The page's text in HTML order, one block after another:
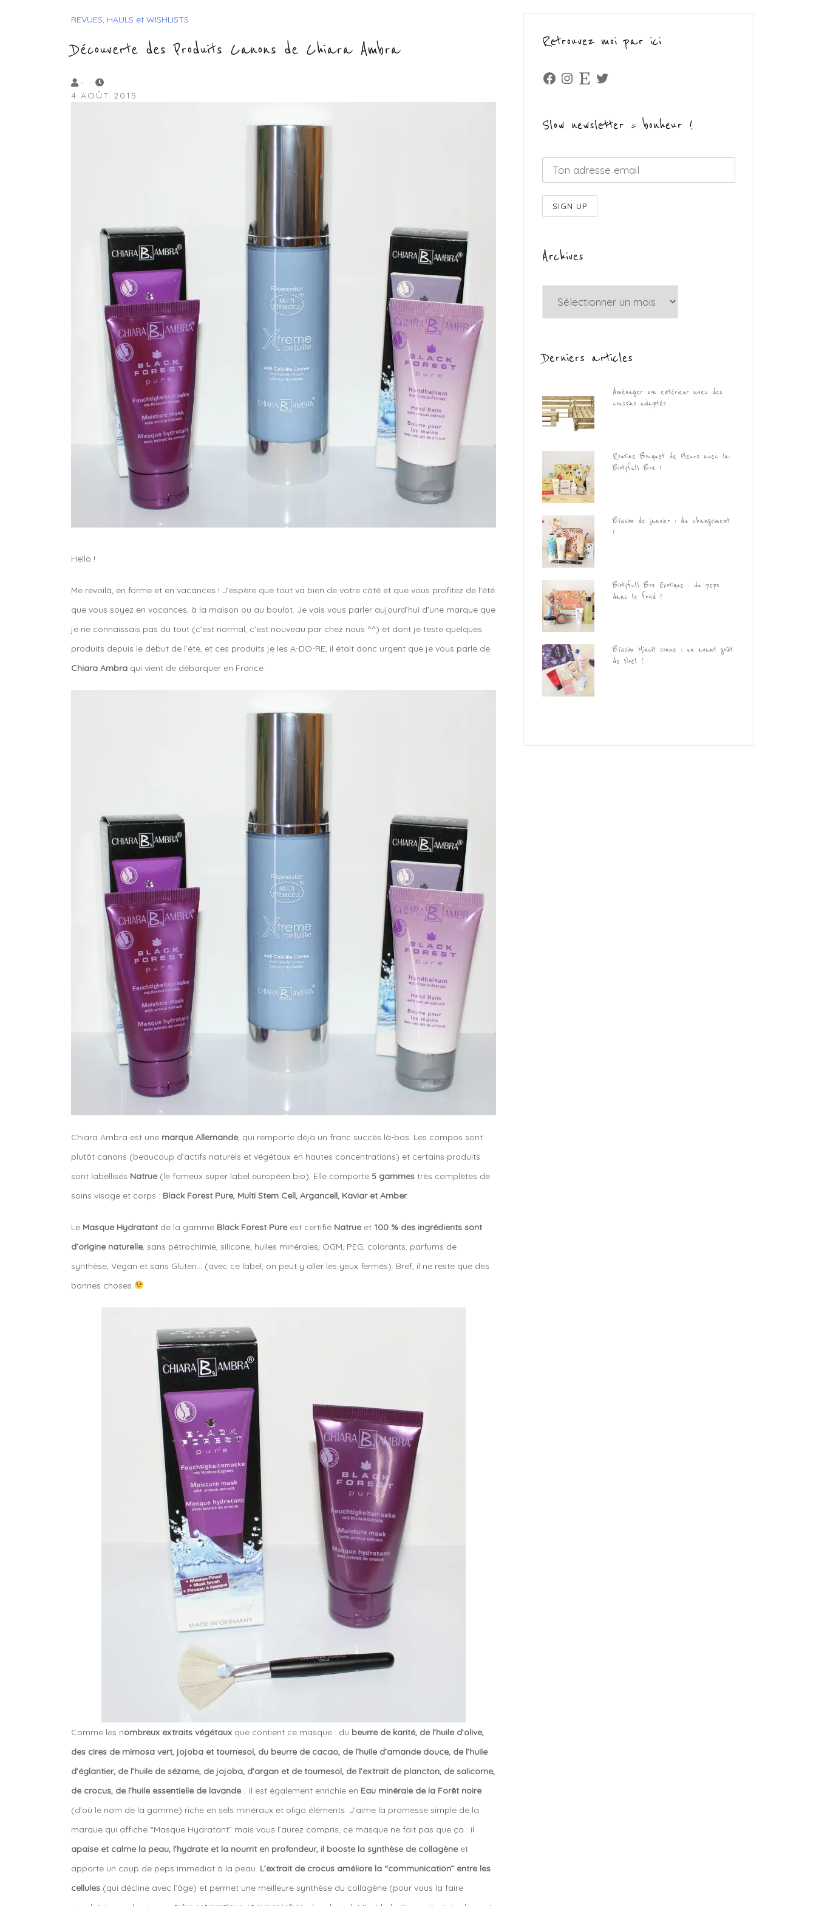
REVUES, HAULS et WISHLISTS
Découverte des Produits Canons de Chiara Ambra
by
Lola
-
4 AOÛT 2015
Hello !
Me revoilà, en forme et en vacances ! J’espère que tout va bien de votre côté et que vous profitez de l’été
que vous soyez en vacances, à la maison ou au boulot. Je vais vous parler aujourd’hui d’une marque que
je ne connaissais pas du tout (c’est normal, c’est nouveau par chez nous ^^) et dont je teste quelques
produits depuis le début de l’été, et ces produits je les A-DO-RE, il était donc urgent que je vous parle de
Chiara Ambra qui vient de débarquer en France :
Chiara Ambra est une marque Allemande , qui remporte déjà un franc succès là-bas. Les compos sont
plutôt canons (beaucoup d’actifs naturels et végétaux en hautes concentrations) et certains produits
sont labellisés Natrue (le fameux super label européen bio). Elle comporte 5 gammes très complètes de
soins visage et corps : Black Forest Pure, Multi Stem Cell, Argancell, Kaviar et Amber.
Le Masque Hydratant de la gamme Black Forest Pure est certifié Natrue et 100 % des ingrédients sont
d’origine naturelle , sans pétrochimie, silicone, huiles minérales, OGM, PEG, colorants, parfums de
synthèse, Vegan et sans Gluten… (avec ce label, on peut y aller les yeux fermés). Bref, il ne reste que des
bonnes choses
Comme les nombreux extraits végétaux que contient ce masque : du beurre de karité, de l’huile d’olive,
des cires de mimosa vert, jojoba et tournesol, du beurre de cacao, de l’huile d’amande douce, de l’huile
d’églantier, de l’huile de sézame, de jojoba, d’argan et de tournesol, de l’extrait de plancton, de salicorne,
de crocus, de l’huile essentielle de lavande … Il est également enrichie en Eau minérale de la Forêt noire
(d’où le nom de la gamme) riche en sels minéraux et oligo éléments. J’aime la promesse simple de la
marque qui affiche “Masque Hydratant” mais vous l’aurez compris, ce masque ne fait pas que ça : il
apaise et calme la peau, l’hydrate et la nourrit en profondeur, il booste la synthèse de collagène et
apporte un coup de peps immédiat à la peau. L’extrait de crocus améliore la “communication” entre les
cellules (qui décline avec l’âge) et permet une meilleure synthèse du collagène (pour vous la faire
Retrouvez moi par ici
Facebook
Instagram
Etsy Twitter
Slow newsletter = bonheur !
Archives
Derniers articles
Aménager son extérieur avec des
coussins adaptés
Routine Bouquet de Fleurs avec la
Biotyfull Box !
Blissim de janvier : du changement
!
Biotyfull Box Exotique : du peps
dans le froid !
Blissim Minuit sonne : un avant goût
de Noël !